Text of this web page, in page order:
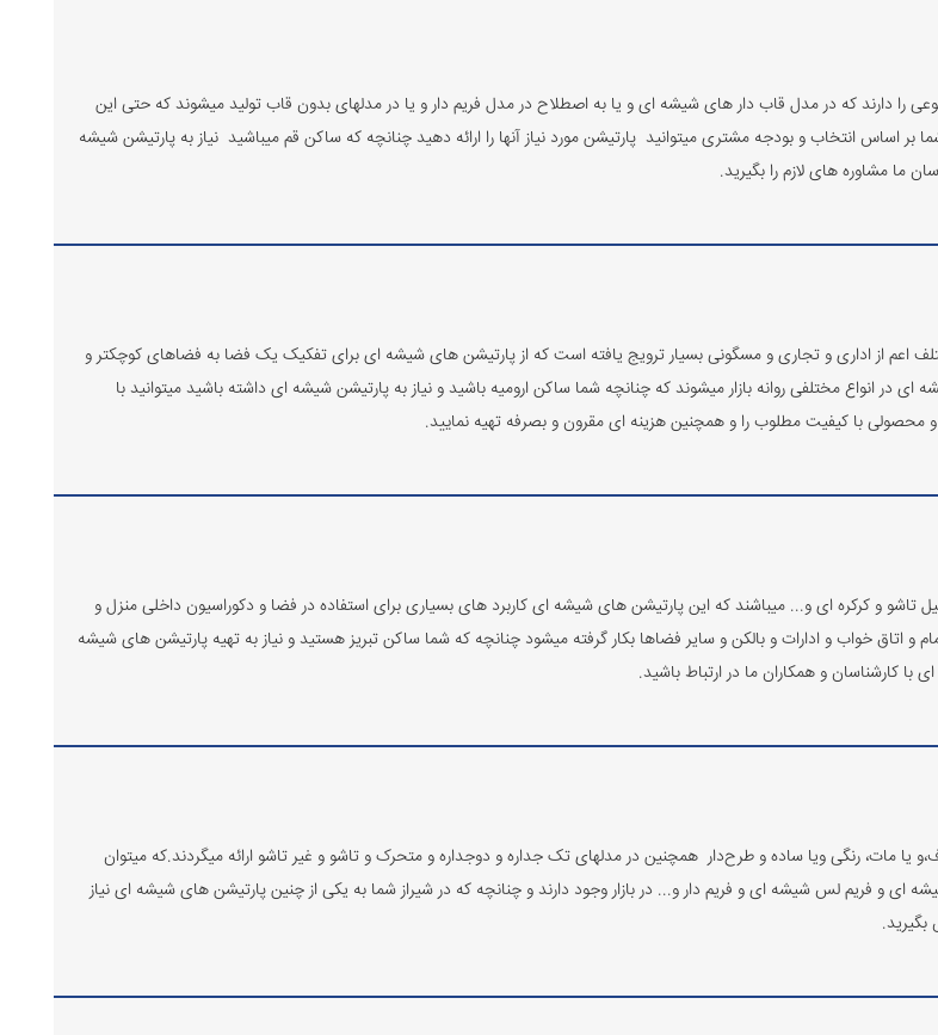
را دارند که در مدل قاب دار های شیشه ای و یا به اصطلاح در مدل فریم دار و یا در مدلهای بدون قاب تولید میشوند که حتی این
اساس انتخاب و بودجه مشتری میتوانید پارتیشن مورد نیاز آنها را ارائه دهید چنانچه که ساکن قم میباشید نیاز به پارتیشن شیشه
ما مشاوره های لازم را بگیرید.
اعم از اداری و تجاری و مسگونی بسیار ترویج یافته است که از پارتیشن های شیشه ای برای تفکیک یک فضا به فضاهای کوچکتر و
انواع مختلفی روانه بازار میشوند که چنانچه شما ساکن ارومیه باشید و نیاز به پارتیشن شیشه ای داشته باشید میتوانید با
و محصولی با کیفیت مطلوب را و همچنین هزینه ای مقرون و بصرفه تهیه نمایید.
و کرکره ای و... میباشند که این پارتیشن های شیشه ای کاربرد های بسیاری برای استفاده در فضا و دکوراسیون داخلی منزل و
و اتاق خواب و ادارات و بالکن و سایر فضاها بکار گرفته میشود چنانچه که شما ساکن تبریز هستید و نیاز به تهیه پارتیشن های شیشه
با کارشناسان و همکاران ما در ارتباط باشید.
یا مات، رنگی ویا ساده و طرح‌دار همچنین در مدلهای تک جداره و دوجداره و متحرک و تاشو و غیر تاشو ارائه میگردند.که میتوان
و فریم لس شیشه ای و فریم دار و... در بازار وجود دارند و چنانچه که در شیراز شما به یکی از چنین پارتیشن های شیشه ای نیاز